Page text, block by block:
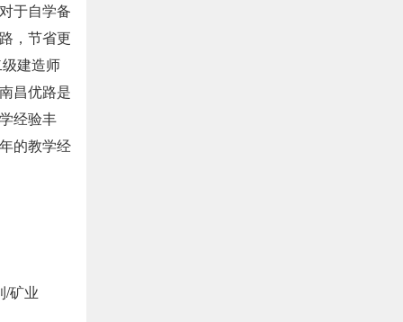
于自学备
，节省更
建造师
昌优路是
经验丰
的教学经
/矿业